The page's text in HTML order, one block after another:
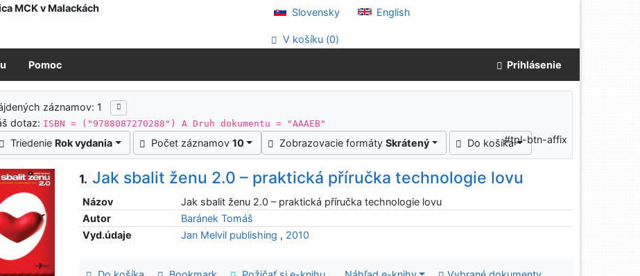
MCK v Malackách Slovensky English
V košíku (0)
Pomoc Prihlásenie
vyhľadávania
záznamov: 1
dotaz: ISBN = ("9788087270288") A Druh dokumentu = "AAAEB"
Triedenie Rok vydania Počet záznamov 10 Zobrazovacie formáty Skrátený Do košíka#tpl-btn-affix
1. Jak sbalit ženu 2.0 – praktická příručka technologie lovu
Názov
Jak sbalit ženu 2.0 – praktická příručka technologie lovu
Autor
Baránek Tomáš
Vyd.údaje
Jan Melvil publishing , 2010